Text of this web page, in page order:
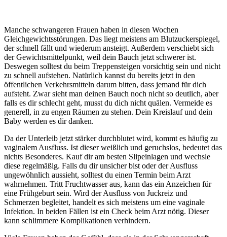
Manche schwangeren Frauen haben in diesen Wochen
Gleichgewichtsstörungen. Das liegt meistens am Blutzuckerspiegel,
der schnell fällt und wiederum ansteigt. Außerdem verschiebt sich
der Gewichtsmittelpunkt, weil dein Bauch jetzt schwerer ist.
Deswegen solltest du beim Treppensteigen vorsichtig sein und nicht
zu schnell aufstehen. Natürlich kannst du bereits jetzt in den
öffentlichen Verkehrsmitteln darum bitten, dass jemand für dich
aufsteht. Zwar sieht man deinen Bauch noch nicht so deutlich, aber
falls es dir schlecht geht, musst du dich nicht quälen. Vermeide es
generell, in zu engen Räumen zu stehen. Dein Kreislauf und dein
Baby werden es dir danken.
Da der Unterleib jetzt stärker durchblutet wird, kommt es häufig zu
vaginalem Ausfluss. Ist dieser weißlich und geruchslos, bedeutet das
nichts Besonderes. Kauf dir am besten Slipeinlagen und wechsle
diese regelmäßig. Falls du dir unsicher bist oder der Ausfluss
ungewöhnlich aussieht, solltest du einen Termin beim Arzt
wahrnehmen. Tritt Fruchtwasser aus, kann das ein Anzeichen für
eine Frühgeburt sein. Wird der Ausfluss von Juckreiz und
Schmerzen begleitet, handelt es sich meistens um eine vaginale
Infektion. In beiden Fällen ist ein Check beim Arzt nötig. Dieser
kann schlimmere Komplikationen verhindern.